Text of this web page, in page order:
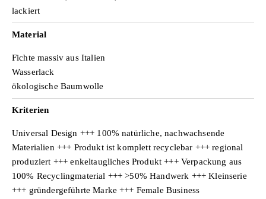
lackiert
Material
Fichte massiv aus Italien
Wasserlack
ökologische Baumwolle
Kriterien
Universal Design +++ 100% natürliche, nachwachsende
Materialien +++ Produkt ist komplett recyclebar +++ regional
produziert +++ enkeltaugliches Produkt +++ Verpackung aus
100% Recyclingmaterial +++ >50% Handwerk +++ Kleinserie
+++ gründergeführte Marke +++ Female Business